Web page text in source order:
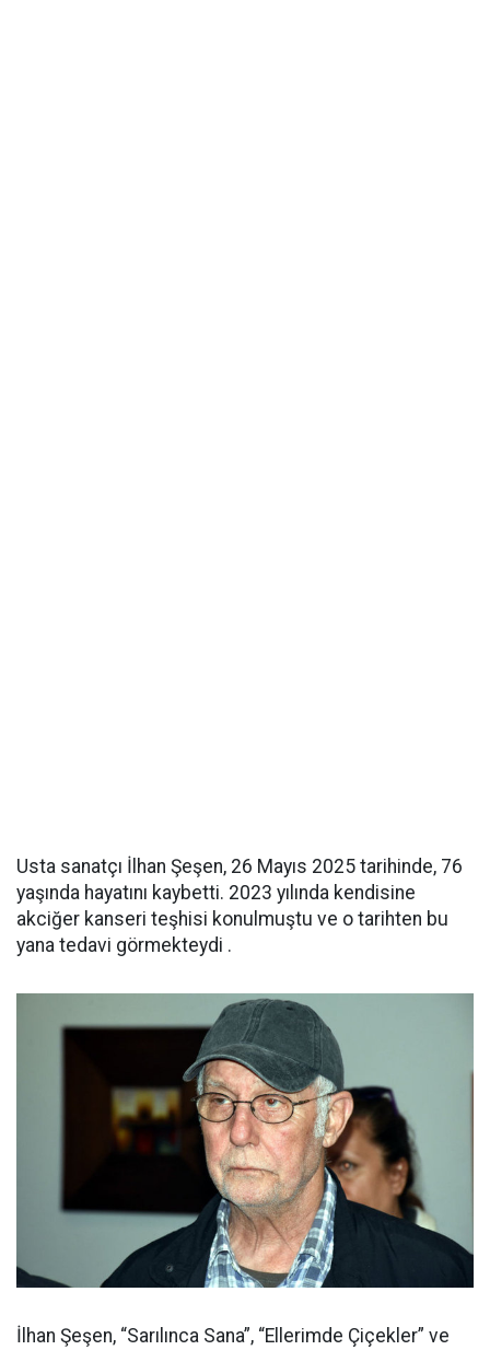
Usta sanatçı İlhan Şeşen, 26 Mayıs 2025 tarihinde, 76
yaşında hayatını kaybetti. 2023 yılında kendisine
akciğer kanseri teşhisi konulmuştu ve o tarihten bu
yana tedavi görmekteydi .
İlhan Şeşen, “Sarılınca Sana”, “Ellerimde Çiçekler” ve